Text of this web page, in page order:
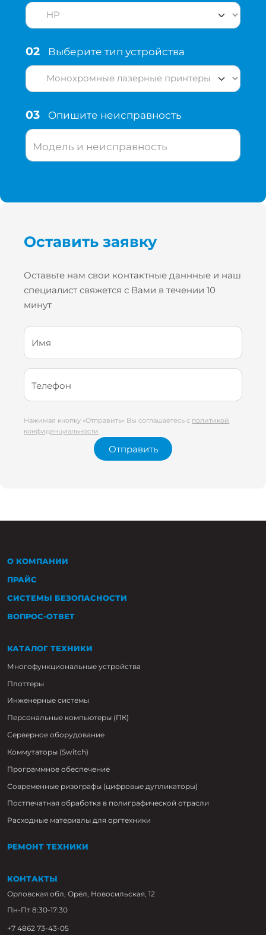
02 Выберите тип устройства
03 Опишите неисправность
Модель и неисправность
Оставить заявку
Оставьте нам свои контактные даннные и наш
специалист свяжется с Вами в течении 10
минут
Имя
Телефон
Нажимая кнопку «Отправить» Вы соглашаетесь с политикой
конфиденциальности
Отправить
О КОМПАНИИ
ПРАЙС
СИСТЕМЫ БЕЗОПАСНОСТИ
ВОПРОС-ОТВЕТ
КАТАЛОГ ТЕХНИКИ
Многофункциональные устройства
Плоттеры
Инженерные системы
Персональные компьютеры (ПК)
Серверное оборудование
Коммутаторы (Switch)
Программное обеспечение
Современные ризографы (цифровые дупликаторы)
Постпечатная обработка в полиграфической отрасли
Расходные материалы для оргтехники
РЕМОНТ ТЕХНИКИ
КОНТАКТЫ
Орловская обл, Орёл, Новосильская, 12
Пн-Пт 8:30-17:30
+7 4862 73-43-05